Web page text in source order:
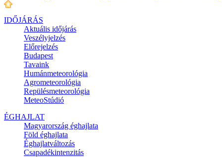
IDŐJÁRÁS
Aktuális időjárás
Veszélyjelzés
Előrejelzés
Budapest
Tavaink
Humánmeteorológia
Agrometeorológia
Repülésmeteorológia
MeteoStúdió
ÉGHAJLAT
Magyarország éghajlata
Föld éghajlata
Éghajlatváltozás
Csapadékintenzitás